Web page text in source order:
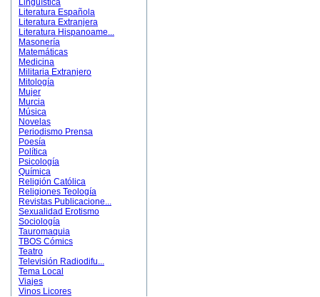
Linguística
Literatura Española
Literatura Extranjera
Literatura Hispanoame...
Masonería
Matemáticas
Medicina
Militaria Extranjero
Mitología
Mujer
Murcia
Música
Novelas
Periodismo Prensa
Poesía
Política
Psicología
Química
Religión Católica
Religiones Teología
Revistas Publicacione...
Sexualidad Erotismo
Sociología
Tauromaquia
TBOS Cómics
Teatro
Televisión Radiodifu...
Tema Local
Viajes
Vinos Licores